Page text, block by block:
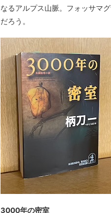
なるアルプス山脈。フォッサマ
だろう。
3000年の密室